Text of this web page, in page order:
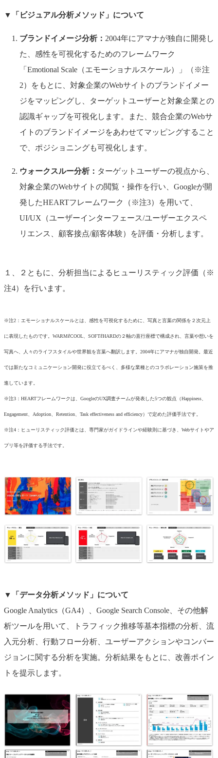
▼ 「ビジュアル分析メソッド」について
ブランドイメージ分析： 2004年にアマナが独自に開発し
た、感性を可視化するためのフレームワーク
「Emotional Scale（エモーショナルスケール）」（※注
2）をもとに、対象企業のWebサイトのブランドイメー
ジをマッピングし、ターゲットユーザーと対象企業との
認識ギャップを可視化します。また、競合企業のWebサ
イトのブランドイメージをあわせてマッピングすること
で、ポジショニングも可視化します。
ウォークスルー分析： ターゲットユーザーの視点から、
対象企業のWebサイトの閲覧・操作を行い、Googleが開
発したHEARTフレームワーク（※注3）を用いて、
UI/UX（ユーザーインターフェース/ユーザーエクスペ
リエンス、顧客接点/顧客体験）を評価・分析します。
１、２ともに、分析担当によるヒューリスティック評価（※
注4）を行います。
※注2：エモーショナルスケールとは、感性を可視化するために、写真と言葉の関係を２次元上
に表現したものです。WARM⇄COOL、SOFT⇄HARDの２軸の直行座標で構成され、言葉や想いを
写真へ、人々のライフスタイルや世界観を言葉へ翻訳します。2004年にアマナが独自開発。最近
では新たなコミュニケーション開発に役立てるべく、多様な業種とのコラボレーション施策を推
進しています。
※注3：HEARTフレームワークは、GoogleのUX調査チームが発表した5つの観点（Happiness、
Engagement、Adoption、Retention、Task effectiveness and efficiency）で定めた評価手法です。
※注4：ヒューリスティック評価とは、専門家がガイドラインや経験則に基づき、Webサイトやア
プリ等を評価する手法です。
▼
「データ分析メソッド」について
Google Analytics（GA4）、Google Search Console、その他解
析ツールを用いて、トラフィック推移等基本指標の分析、流
入元分析、行動フロー分析、ユーザーアクションやコンバー
ジョンに関する分析を実施。分析結果をもとに、改善ポイン
トを提示します。